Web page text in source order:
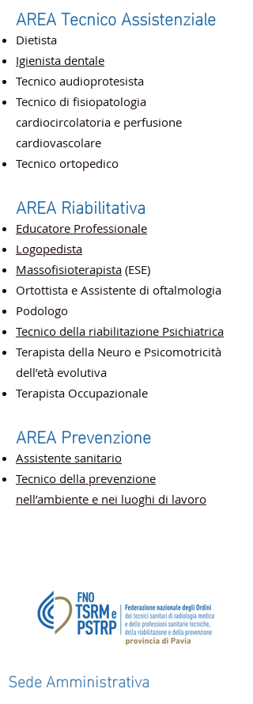
AREA Tecnico Assistenziale
Dietista
Igienista dentale
Tecnico audioprotesista
Tecnico di fisiopatologia
cardiocircolatoria e perfusione
cardiovascolare
Tecnico ortopedico
AREA Riabilitativa
Educatore Professionale
Logopedista
Massofisioterapista (ESE)
Ortottista e Assistente di oftalmologia
Podologo
Tecnico della riabilitazione Psichiatrica
Terapista della Neuro e Psicomotricità
dell’età evolutiva
Terapista Occupazionale
AREA Prevenzione
Assistente sanitario
Tecnico della prevenzione
nell’ambiente e nei luoghi di lavoro
Sede Amministrativa